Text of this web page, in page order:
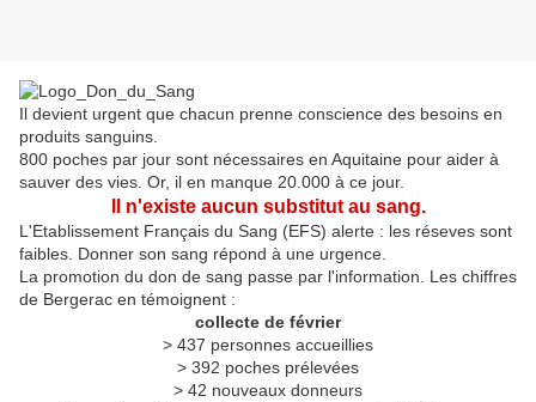
Il devient urgent que chacun prenne conscience des besoins en
produits sanguins.
800 poches par jour sont nécessaires en Aquitaine pour aider à
sauver des vies. Or, il en manque 20.000 à ce jour.
Il n'existe aucun substitut au sang.
L'Etablissement Français du Sang (EFS) alerte : les réseves sont
faibles. Donner son sang répond à une urgence.
La promotion du don de sang passe par l'information. Les chiffres
de Bergerac en témoignent :
collecte de février
> 437 personnes accueillies
> 392 poches prélevées
> 42 nouveaux donneurs